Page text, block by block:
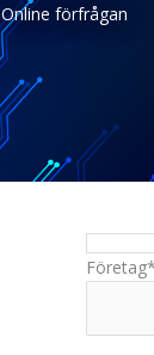
Online förfrågan
Företag*